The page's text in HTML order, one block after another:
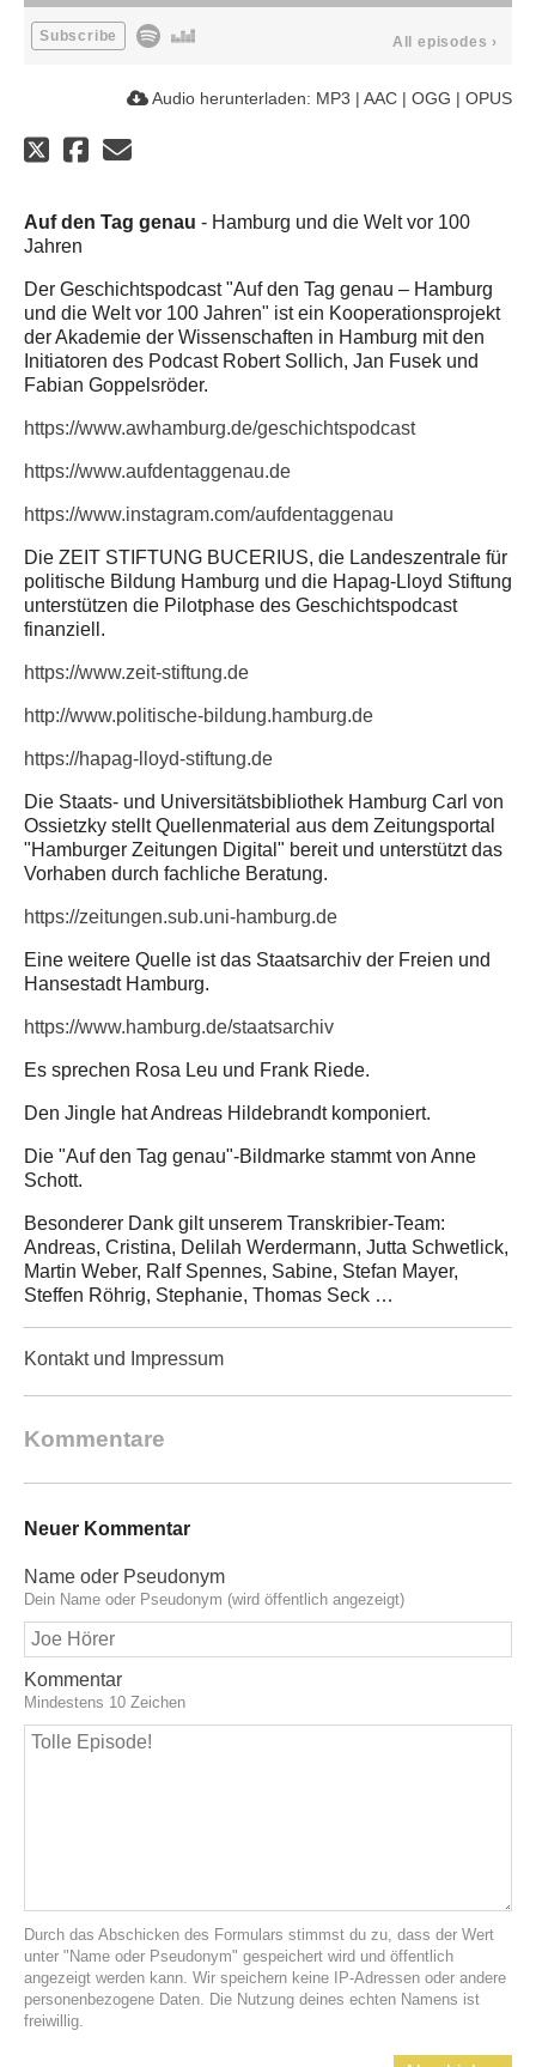
Subscribe All episodes ›
Audio herunterladen: MP3 | AAC | OGG | OPUS
Auf den Tag genau - Hamburg und die Welt vor 100
Jahren
Der Geschichtspodcast "Auf den Tag genau – Hamburg
und die Welt vor 100 Jahren" ist ein Kooperationsprojekt
der Akademie der Wissenschaften in Hamburg mit den
Initiatoren des Podcast Robert Sollich, Jan Fusek und
Fabian Goppelsröder.
https://www.awhamburg.de/geschichtspodcast
https://www.aufdentaggenau.de
https://www.instagram.com/aufdentaggenau
Die ZEIT STIFTUNG BUCERIUS, die Landeszentrale für
politische Bildung Hamburg und die Hapag-Lloyd Stiftung
unterstützen die Pilotphase des Geschichtspodcast
finanziell.
https://www.zeit-stiftung.de
http://www.politische-bildung.hamburg.de
https://hapag-lloyd-stiftung.de
Die Staats- und Universitätsbibliothek Hamburg Carl von
Ossietzky stellt Quellenmaterial aus dem Zeitungsportal
"Hamburger Zeitungen Digital" bereit und unterstützt das
Vorhaben durch fachliche Beratung.
https://zeitungen.sub.uni-hamburg.de
Eine weitere Quelle ist das Staatsarchiv der Freien und
Hansestadt Hamburg.
https://www.hamburg.de/staatsarchiv
Es sprechen Rosa Leu und Frank Riede.
Den Jingle hat Andreas Hildebrandt komponiert.
Die "Auf den Tag genau"-Bildmarke stammt von Anne
Schott.
Besonderer Dank gilt unserem Transkribier-Team:
Andreas, Cristina, Delilah Werdermann, Jutta Schwetlick,
Martin Weber, Ralf Spennes, Sabine, Stefan Mayer,
Steffen Röhrig, Stephanie, Thomas Seck …
Kontakt und Impressum
Kommentare
Neuer Kommentar
Name oder Pseudonym
Dein Name oder Pseudonym (wird öffentlich angezeigt)
Kommentar
Mindestens 10 Zeichen
Durch das Abschicken des Formulars stimmst du zu, dass der Wert
unter "Name oder Pseudonym" gespeichert wird und öffentlich
angezeigt werden kann. Wir speichern keine IP-Adressen oder andere
personenbezogene Daten. Die Nutzung deines echten Namens ist
freiwillig.